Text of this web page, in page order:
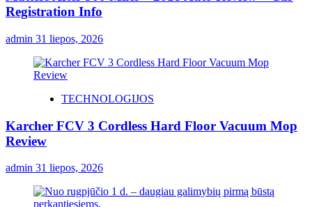
Registration Info
admin 31 liepos, 2026
TECHNOLOGIJOS
Karcher FCV 3 Cordless Hard Floor Vacuum Mop
Review
admin 31 liepos, 2026